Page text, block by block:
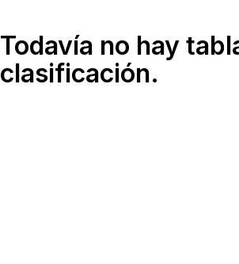
Todavía no hay
clasificación.